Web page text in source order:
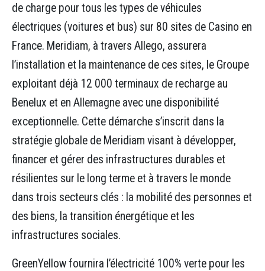
de charge pour tous les types de véhicules
électriques (voitures et bus) sur 80 sites de Casino en
France. Meridiam, à travers Allego, assurera
l’installation et la maintenance de ces sites, le Groupe
exploitant déjà 12 000 terminaux de recharge au
Benelux et en Allemagne avec une disponibilité
exceptionnelle. Cette démarche s’inscrit dans la
stratégie globale de Meridiam visant à développer,
financer et gérer des infrastructures durables et
résilientes sur le long terme et à travers le monde
dans trois secteurs clés : la mobilité des personnes et
des biens, la transition énergétique et les
infrastructures sociales.
GreenYellow fournira l’électricité 100% verte pour les